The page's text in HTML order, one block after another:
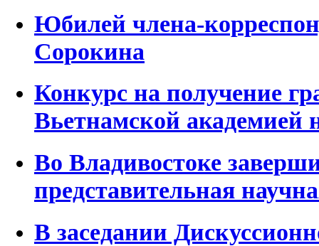
Юбилей члена-
Сорокина
Конкурс на получение
Вьетнамской академией
Во Владивостоке
представительная
В заседании